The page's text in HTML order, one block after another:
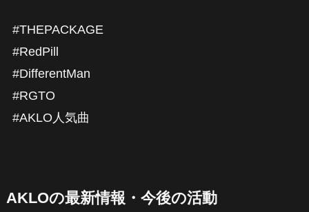
#THEPACKAGE
#RedPill
#DifferentMan
#RGTO
#AKLO人気曲
AKLOの最新情報・今後の活動